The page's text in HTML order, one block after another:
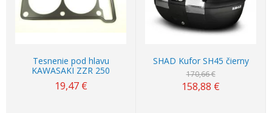
Tesnenie pod hlavu
KAWASAKI ZZR 250
19,47 €
SHAD Kufor SH45 čierny
170,66 €
158,88 €